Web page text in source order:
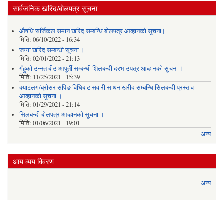
सार्वजनिक खरिद/बोलपत्र सूचना
औषधि सर्जिकल समान खरिद सम्बन्धि बोलपत्र आव्हानको सूचना |
मिति: 06/10/2022 - 16:34
जग्गा खरिद सम्बन्धी सूचना ।
मिति: 02/01/2022 - 21:13
गँहुकाे उन्नत बीउ आपुर्ती सम्बन्धी शिलबन्दी दरभाउपत्र आव्हानकाे सुचना ।
मिति: 11/25/2021 - 15:39
क्याटलग/ब्रोसर सपिङ विधिबाट सवारी साधन खरीद सम्बन्धि सिलबन्दी प्रस्ताव
आव्हानको सूचना ।
मिति: 01/29/2021 - 21:14
सिलबन्दी बोलपत्र आव्हानको सूचना ।
मिति: 01/06/2021 - 19:01
अन्य
आय व्यय विवरण
अन्य